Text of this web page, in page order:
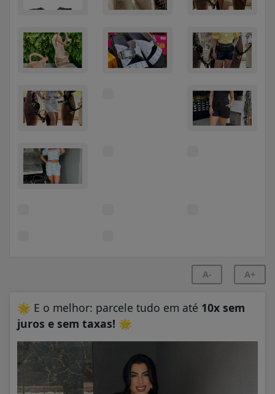
A- A+
🌟 E o melhor: parcele tudo em até 10x sem
juros e sem taxas! 🌟